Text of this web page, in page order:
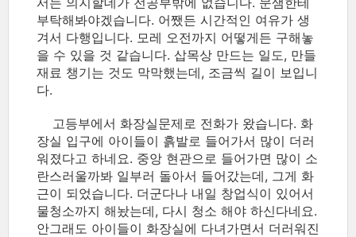
부탁해봐야겠습니다. 어쨌든 시간적인 여유가 생
겨서 다행입니다. 모레 오전까지 어떻게든 구해놓
을 수 있을 것 같습니다. 삽목상 만드는 일도, 만들
재료 챙기는 것도 막막했는데, 조금씩 길이 보입니
다.
고등부에서 화장실문제로 전화가 왔습니다. 화
장실 입구에 아이들이 흙발로 들어가서 많이 더러
워졌다고 하네요. 중앙 현관으로 들어가면 많이 소
란스러울까봐 일부러 돌아서 들어갔는데, 그게 화
근이 되었습니다. 더군다나 내일 창업식이 있어서
물청소까지 해놨는데, 다시 청소 해야 하신다네요.
안그래도 아이들이 화장실에 다녀가면서 더러워진